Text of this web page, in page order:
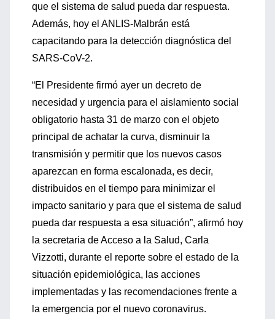
que el sistema de salud pueda dar respuesta.
Además, hoy el ANLIS-Malbrán está
capacitando para la detección diagnóstica del
SARS-CoV-2.
“El Presidente firmó ayer un decreto de
necesidad y urgencia para el aislamiento social
obligatorio hasta 31 de marzo con el objeto
principal de achatar la curva, disminuir la
transmisión y permitir que los nuevos casos
aparezcan en forma escalonada, es decir,
distribuidos en el tiempo para minimizar el
impacto sanitario y para que el sistema de salud
pueda dar respuesta a esa situación”, afirmó hoy
la secretaria de Acceso a la Salud, Carla
Vizzotti, durante el reporte sobre el estado de la
situación epidemiológica, las acciones
implementadas y las recomendaciones frente a
la emergencia por el nuevo coronavirus.